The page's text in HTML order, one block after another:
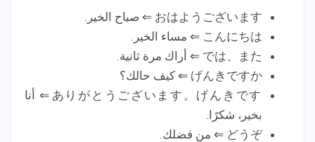
おはようございます ⇐ صباح الخير.
こんにちは ⇐ مساء الخير.
では、また ⇐ أراك مرة ثانية.
げんきですか ⇐ كيف حالك؟
ありがとうございます。げんきです ⇐ أنا
بخير، شكرًا.
どうぞ ⇐ من فضلك.